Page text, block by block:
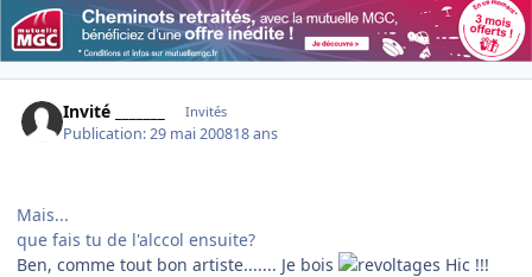
Invité _______ Invités
Publication:29 mai 200818 ans
Mais...
que fais tu de l'alccol ensuite?
Ben, comme tout bon artiste....... Je bois
Hic !!!